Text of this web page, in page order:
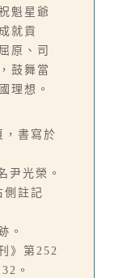
魁星爺
就貢
原、司
鼓舞當
理想。
，書寫於
尹光榮。
側註記
。
》第252
。